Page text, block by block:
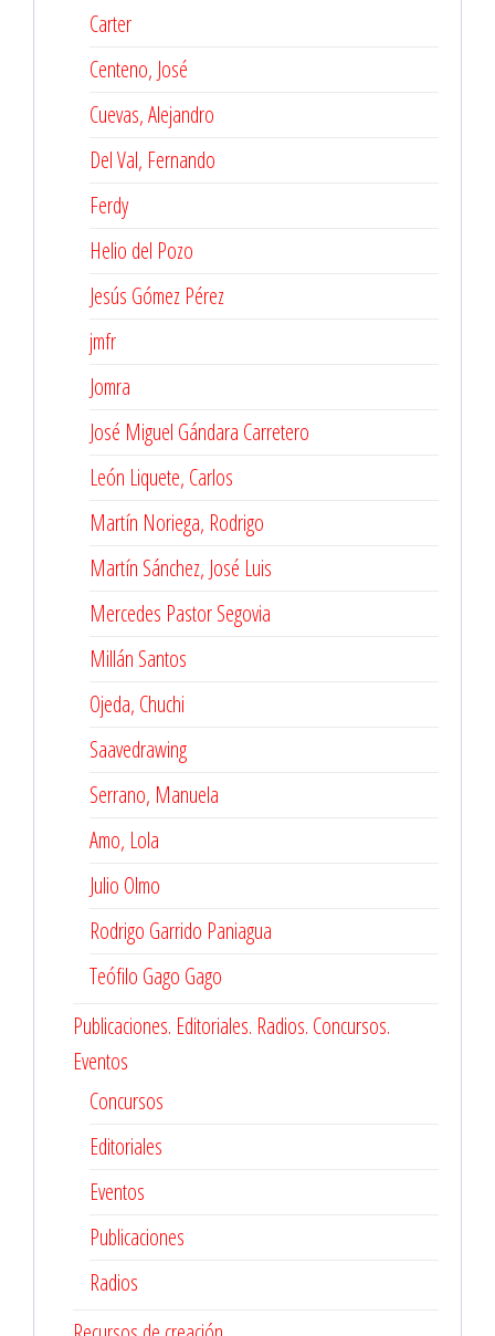
Carter
Centeno, José
Cuevas, Alejandro
Del Val, Fernando
Ferdy
Helio del Pozo
Jesús Gómez Pérez
jmfr
Jomra
José Miguel Gándara Carretero
León Liquete, Carlos
Martín Noriega, Rodrigo
Martín Sánchez, José Luis
Mercedes Pastor Segovia
Millán Santos
Ojeda, Chuchi
Saavedrawing
Serrano, Manuela
Amo, Lola
Julio Olmo
Rodrigo Garrido Paniagua
Teófilo Gago Gago
Publicaciones. Editoriales. Radios. Concursos.
Eventos
Concursos
Editoriales
Eventos
Publicaciones
Radios